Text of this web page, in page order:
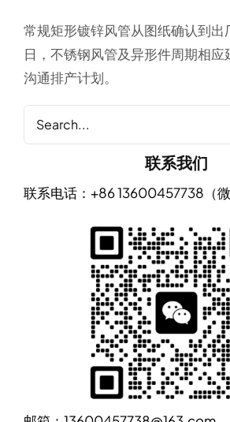
常规矩形镀锌风管从图纸确认到
日，不锈钢风管及异形件周期相应
沟通排产计划。
Search
for:
联系我们
联系电话：+86 13600457738（微